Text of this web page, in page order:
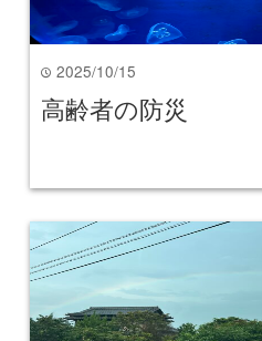
time 2025/10/15
高齢者の防災